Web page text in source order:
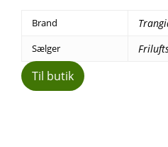
Brand
Sælger
Til butik